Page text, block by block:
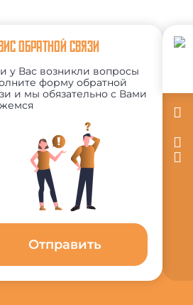
ОБРАТНОЙ СВЯЗИ
у Вас возникли вопросы
форму обратной
и мы обязательно с Вами
Отправить